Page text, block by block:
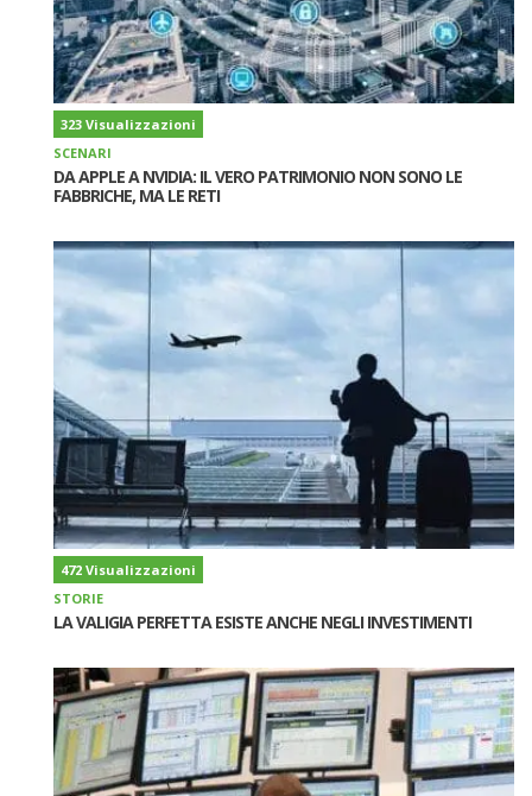
323 Visualizzazioni
SCENARI
DA APPLE A NVIDIA: IL VERO PATRIMONIO NON SONO LE
FABBRICHE, MA LE RETI
472 Visualizzazioni
STORIE
LA VALIGIA PERFETTA ESISTE ANCHE NEGLI INVESTIMENTI